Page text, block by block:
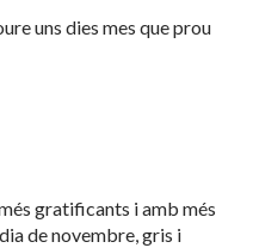
uns dies mes que prou
gratificants i amb més
de novembre, gris i